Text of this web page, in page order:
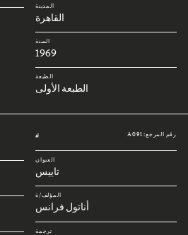
المدينة
القاهرة
السنة
1969
الطبعة
الطبعة الأولى
رقم المرجع: A091 #
العنوان
تاييس
المؤلف/ة
أناتول فرانس
ترجمة